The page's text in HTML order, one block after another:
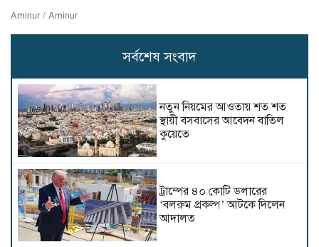
Aminur / Aminur
সর্বশেষ সংবাদ
নতুন নিয়মের আওতায় শত শত
স্থায়ী বসবাসের আবেদন বাতিল
কুয়েতে
ট্রাম্পের ৪০ কোটি ডলারের
‘বলরুম প্রকল্প’ আটকে দিলেন
আদালত